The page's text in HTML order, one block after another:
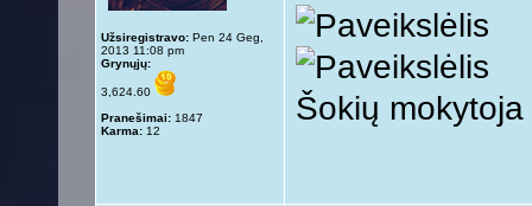
Užsiregistravo: Pen 24 Geg,
2013 11:08 pm
Grynųjų:
3,624.60
Pranešimai: 1847
Karma: 12
Šokių